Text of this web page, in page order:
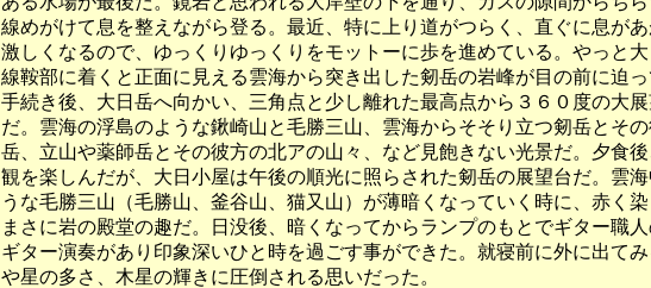
線めがけて息を整えながら登る。最近、特に上り道がつらく、直ぐに息が
激しくなるので、ゆっくりゆっくりをモットーに歩を進めている。やっと
線鞍部に着くと正面に見える雲海から突き出した剱岳の岩峰が目の前に迫
手続き後、大日岳へ向かい、三角点と少し離れた最高点から３６０度の大
だ。雲海の浮島のような鍬崎山と毛勝三山、雲海からそそり立つ剱岳とそ
岳、立山や薬師岳とその彼方の北アの山々、など見飽きない光景だ。夕食
観を楽しんだが、大日小屋は午後の順光に照らされた剱岳の展望台だ。雲
うな毛勝三山（毛勝山、釜谷山、猫又山）が薄暗くなっていく時に、赤く
まさに岩の殿堂の趣だ。日没後、暗くなってからランプのもとでギター職
ギター演奏があり印象深いひと時を過ごす事ができた。就寝前に外に出て
や星の多さ、木星の輝きに圧倒される思いだった。